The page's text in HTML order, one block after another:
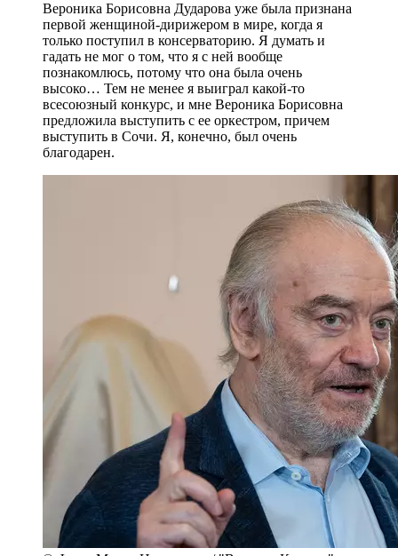
Вероника Борисовна Дударова уже была признана
первой женщиной-дирижером в мире, когда я
только поступил в консерваторию. Я думать и
гадать не мог о том, что я с ней вообще
познакомлюсь, потому что она была очень
высоко… Тем не менее я выиграл какой-то
всесоюзный конкурс, и мне Вероника Борисовна
предложила выступить с ее оркестром, причем
выступить в Сочи. Я, конечно, был очень
благодарен.